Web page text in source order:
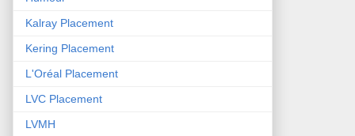
Kalray Placement
Kering Placement
L'Oréal Placement
LVC Placement
LVMH